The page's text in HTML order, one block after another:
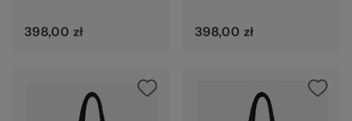
398,00 zł 398,00 zł